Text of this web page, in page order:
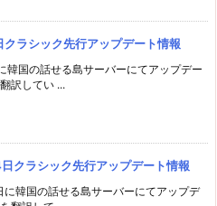
ラシック先行アップデート情報
韓国の話せる島サーバーにてアップデー
訳してい ...
クラシック先行アップデート情報
韓国の話せる島サーバーにてアップデ